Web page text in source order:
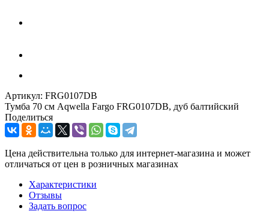
Артикул: FRG0107DB
Тумба 70 см Aqwella Fargo FRG0107DB, дуб балтийский
Поделиться
Цена действительна только для интернет-магазина и может
отличаться от цен в розничных магазинах
Характеристики
Отзывы
Задать вопрос